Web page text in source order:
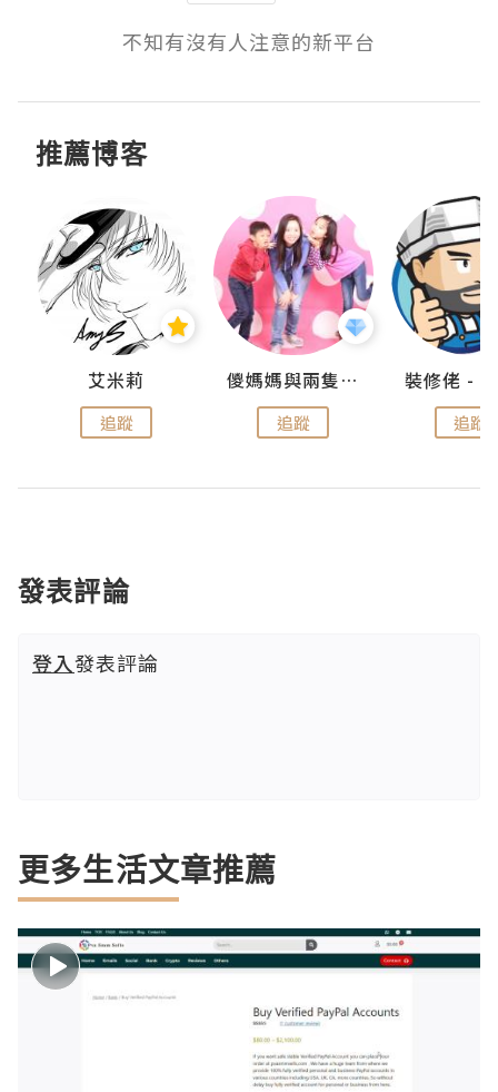
不知有沒有人注意的新平台
推薦博客
艾米莉
追蹤
儍媽媽與兩隻小魔怪之家
追蹤 追蹤
發表評論
登入發表評論
更多生活文章推薦